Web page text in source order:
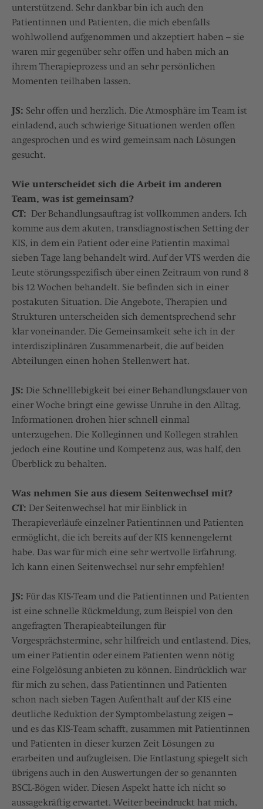
unterstützend. Sehr dankbar bin ich auch den
Patientinnen und Patienten, die mich ebenfalls
wohlwollend aufgenommen und akzeptiert haben – sie
waren mir gegenüber sehr offen und haben mich an
ihrem Therapieprozess und an sehr persönlichen
Momenten teilhaben lassen.
JS: Sehr offen und herzlich. Die Atmosphäre im Team ist
einladend, auch schwierige Situationen werden offen
angesprochen und es wird gemeinsam nach Lösungen
gesucht.
Wie unterscheidet sich die Arbeit im anderen
Team, was ist gemeinsam?
CT: Der Behandlungsauftrag ist vollkommen anders. Ich
komme aus dem akuten, transdiagnostischen Setting der
KIS, in dem ein Patient oder eine Patientin maximal
sieben Tage lang behandelt wird. Auf der VTS werden die
Leute störungsspezifisch über einen Zeitraum von rund 8
bis 12 Wochen behandelt. Sie befinden sich in einer
postakuten Situation. Die Angebote, Therapien und
Strukturen unterscheiden sich dementsprechend sehr
klar voneinander. Die Gemeinsamkeit sehe ich in der
interdisziplinären Zusammenarbeit, die auf beiden
Abteilungen einen hohen Stellenwert hat.
JS: Die Schnelllebigkeit bei einer Behandlungsdauer von
einer Woche bringt eine gewisse Unruhe in den Alltag,
Informationen drohen hier schnell einmal
unterzugehen. Die Kolleginnen und Kollegen strahlen
jedoch eine Routine und Kompetenz aus, was half, den
Überblick zu behalten.
Was nehmen Sie aus diesem Seitenwechsel mit?
CT: Der Seitenwechsel hat mir Einblick in
Therapieverläufe einzelner Patientinnen und Patienten
ermöglicht, die ich bereits auf der KIS kennengelernt
habe. Das war für mich eine sehr wertvolle Erfahrung.
Ich kann einen Seitenwechsel nur sehr empfehlen!
JS: Für das KIS-Team und die Patientinnen und Patienten
ist eine schnelle Rückmeldung, zum Beispiel von den
angefragten Therapieabteilungen für
Vorgesprächstermine, sehr hilfreich und entlastend. Dies,
um einer Patientin oder einem Patienten wenn nötig
eine Folgelösung anbieten zu können. Eindrücklich war
für mich zu sehen, dass Patientinnen und Patienten
schon nach sieben Tagen Aufenthalt auf der KIS eine
deutliche Reduktion der Symptombelastung zeigen –
und es das KIS-Team schafft, zusammen mit Patientinnen
und Patienten in dieser kurzen Zeit Lösungen zu
erarbeiten und aufzugleisen. Die Entlastung spiegelt sich
übrigens auch in den Auswertungen der so genannten
BSCL-Bögen wider. Diesen Aspekt hatte ich nicht so
aussagekräftig erwartet. Weiter beeindruckt hat mich,